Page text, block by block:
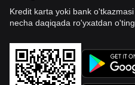
Kredit karta yoki bank
necha daqiqada ro'yxatdan o'ting.